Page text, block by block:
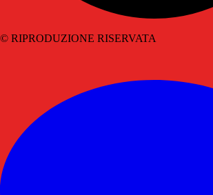
© RIPRODUZIONE RISERVATA